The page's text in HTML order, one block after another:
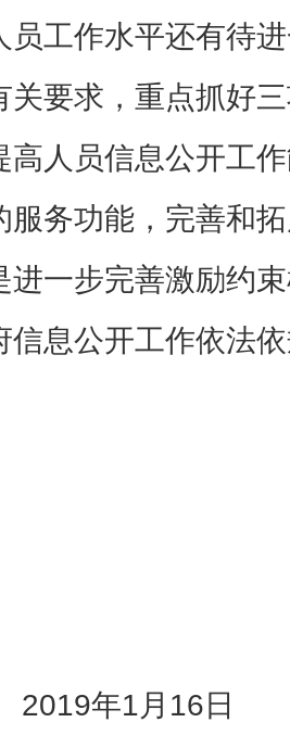
员工作水平还有待
关要求，重点抓好
高人员信息公开工
服务功能，完善和
进一步完善激励约
信息公开工作依法
1月16日